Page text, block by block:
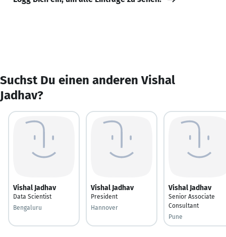
Suchst Du einen anderen Vishal
Jadhav?
Vishal Jadhav
Data Scientist
Bengaluru
Vishal Jadhav
President
Hannover
Vishal Jadhav
Senior Associate
Consultant
Pune